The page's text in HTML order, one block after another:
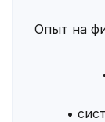
Опыт на
•